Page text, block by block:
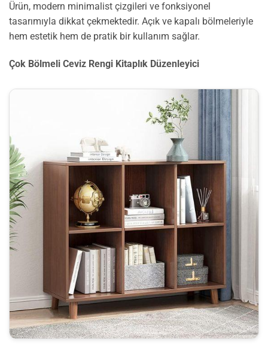
Ürün, modern minimalist çizgileri ve fonksiyonel
tasarımıyla dikkat çekmektedir. Açık ve kapalı bölmeleriyle
hem estetik hem de pratik bir kullanım sağlar.
Çok Bölmeli Ceviz Rengi Kitaplık Düzenleyici